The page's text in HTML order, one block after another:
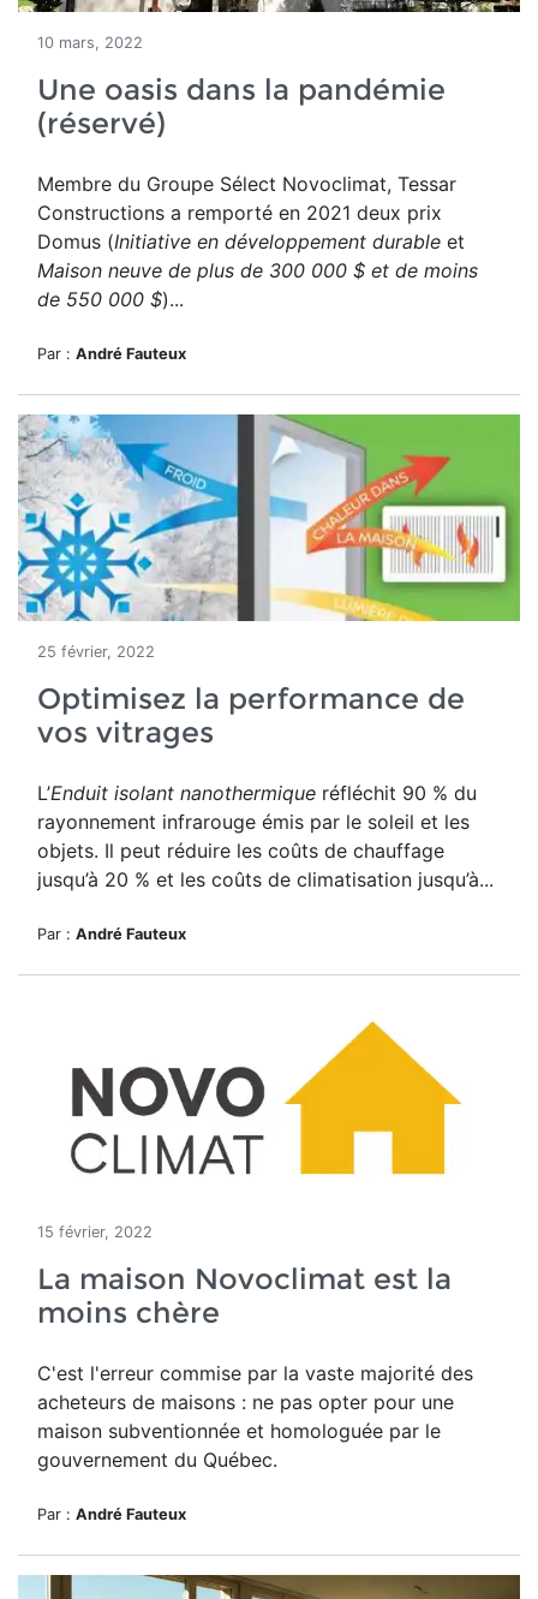
10 mars, 2022
Une oasis dans la pandémie
(réservé)
Membre du Groupe Sélect Novoclimat, Tessar
Constructions a remporté en 2021 deux prix
Domus (Initiative en développement durable et
Maison neuve de plus de 300 000 $ et de moins
de 550 000 $)...
Par : André Fauteux
25 février, 2022
Optimisez la performance de
vos vitrages
L’Enduit isolant nanothermique réfléchit 90 % du
rayonnement infrarouge émis par le soleil et les
objets. Il peut réduire les coûts de chauffage
jusqu’à 20 % et les coûts de climatisation jusqu’à...
Par : André Fauteux
15 février, 2022
La maison Novoclimat est la
moins chère
C'est l'erreur commise par la vaste majorité des
acheteurs de maisons : ne pas opter pour une
maison subventionnée et homologuée par le
gouvernement du Québec.
Par : André Fauteux